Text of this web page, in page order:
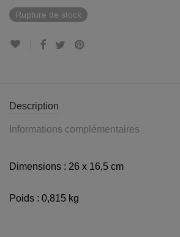
Rupture de stock
Description
Informations complémentaires
Dimensions : 26 x 16,5 cm
Poids : 0,815 kg